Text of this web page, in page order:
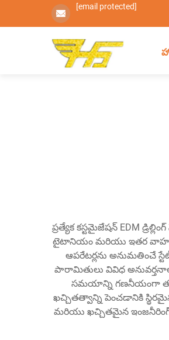
[email protected]
ప్రత్యేక కస్టమైజేషన్ EDM
టైటానియం మరియు ఇతర వాహక
ఆపరేటర్లను అనుమతించే
పారామితులు వివిధ
సమయాన్ని గణనీయంగా
ఖచ్చితత్వాన్ని పెంచడానికి
మరియు ఖచ్చితమైన